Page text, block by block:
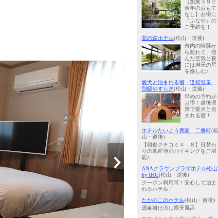
【創業３９０
余年のおもて
なし】お得に
『ふなや』の
ご予約を！
花の森ホテル(松山・道後)
市内の喧騒か
ら離れて、澄
んだ空気と夜
には満天の星
を愉しむ♪
愛犬と泊まれる宿 道後温泉
別邸やすらぎ(松山・道後)
早めの予約が
お得！道後温
泉で愛犬と泊
まれる宿！
ホテルたいよう農園 二番町 (松
山・道後)
【朝食クチコミ４．８】日替わ
りの地産地消バイキングをご堪
能♪
ANAクラウンプラザホテル松山
by IHG(松山・道後)
クーポン利用可！安心して泊ま
れるホテル！
たかのこのホテル(松山・道後)
源泉掛け流し露天風呂